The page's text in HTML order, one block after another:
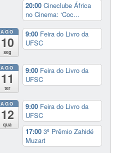
20:00Cineclube África
no Cinema: ‘Coc...
AGO
10
seg
9:00 Feira do Livro da
UFSC
AGO
11
ter
9:00 Feira do Livro da
UFSC
AGO
12
qua
9:00 Feira do Livro da
UFSC
17:003º Prêmio Zahidé
Muzart